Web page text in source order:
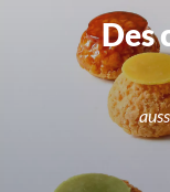
Des